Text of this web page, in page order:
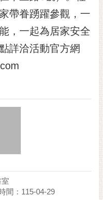
帶眷踴躍參觀，一
，一起為居家安全
詳洽活動官方網
間：115-04-29